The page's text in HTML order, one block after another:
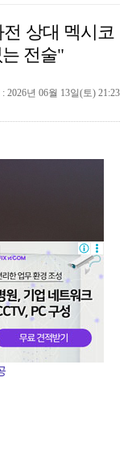
'팬 홀대 논란' 블랙핑크 10주년, 사과와 잡음 속 …
한 신세계 손녀
떠나요
'
[ST포토] 키스오브라이프 벨, '공주님이 걸어오네'
상대 멕시코
전술"
: 2026년 06월 13일(토) 21:23